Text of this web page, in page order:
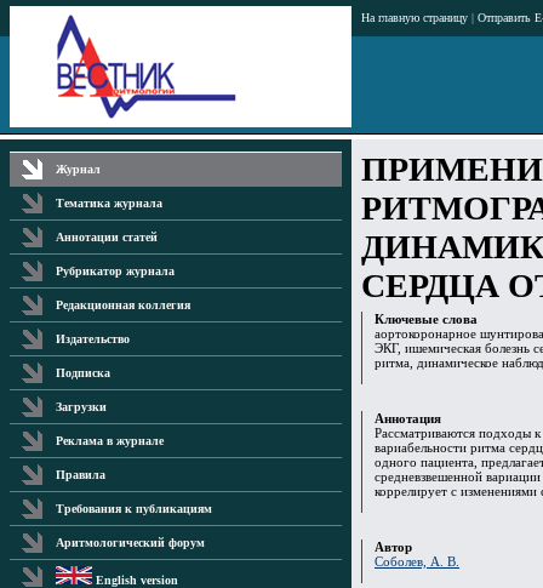
На главную страницу | Отправить
Журнал
Тематика журнала
Аннотации статей
Рубрикатор журнала
Редакционная коллегия
Издательство
Подписка
Загрузки
Реклама в журнале
Правила
Требования к публикациям
Аритмологический форум
English version
СЕРДЦА
Ключевые слова
аортокоронарное
ЭКГ, ишемическая болезнь
ритма, динамическое
Аннотация
Рассматриваются подходы
вариабельности ритма
одного пациента,
средневзвешенной
коррелирует с изменениями
Автор
Соболев, А. В.